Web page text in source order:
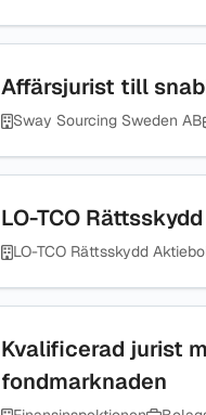
Affärsjurist till
Sway Sourcing Sweden AB
LO-TCO
LO-TCO Rättsskydd
Kvalificerad jurist
fondmarknaden